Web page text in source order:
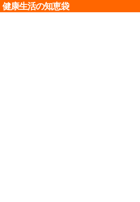
健康生活の知恵袋